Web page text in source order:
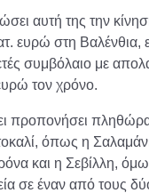
αυτή της την
ευρώ στη Βαλένθια,
συμβόλαιο με
τον χρόνο.
προπονήσει
όπως η
και η Σεβίλλη,
σε έναν από τους